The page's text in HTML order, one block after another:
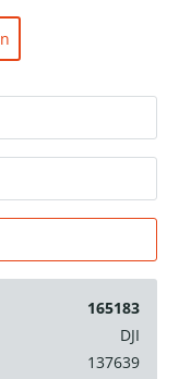
165183
DJI
137639